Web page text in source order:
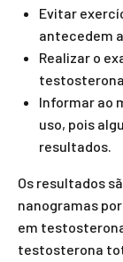
Evitar
antecedem
Realizar o
Informar ao
uso, pois
resultados.
Os resultados
nanogramas
em
testosterona